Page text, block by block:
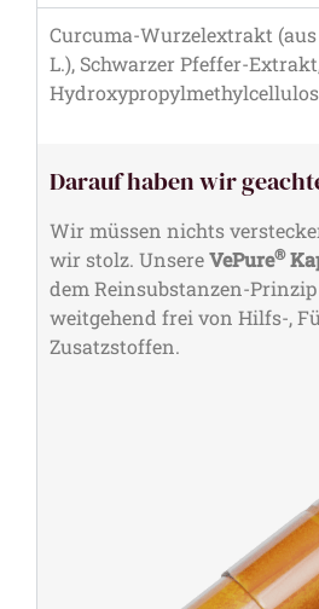
Curcuma-Wurzelextrakt
L.), Schwarzer Pfeffer-
Darauf haben wir
Wir müssen nichts
wir stolz. UnsereVePure®
dem Reinsubstanzen-
weitgehend frei von Hilfs-,
Zusatzstoffen.